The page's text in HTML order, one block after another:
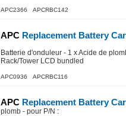
APC2366 APCRBC142
APC Replacement Battery
Batterie d'onduleur - 1 x Acide de
Rack/Tower LCD bundled
APC0936 APCRBC116
APC Replacement Battery
plomb - pour P/N :